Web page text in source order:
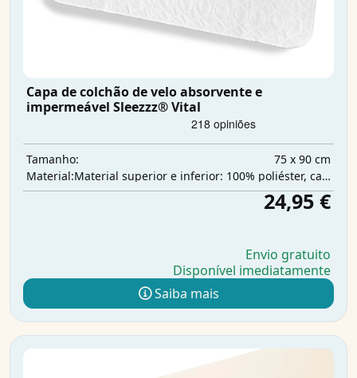
Capa de colchão de velo absorvente e
impermeável Sleezzz® Vital
Tamanho:
75 x 90 cm
Material:
Material superior e inferior: 100% poliéster, camada intermédia: 100% poliuretano, camada absorvente: 100% poliéster
24,95 €
Envio gratuito
Disponível imediatamente
Saiba mais